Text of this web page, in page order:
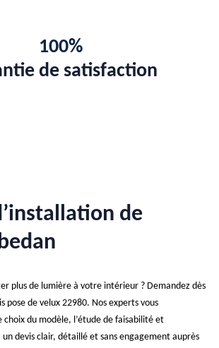
100%
de satisfaction
de
plus de lumière à votre intérieur ? Demandez dès
pose de velux 22980. Nos experts vous
choix du modèle, l’étude de faisabilité et
devis clair, détaillé et sans engagement auprès